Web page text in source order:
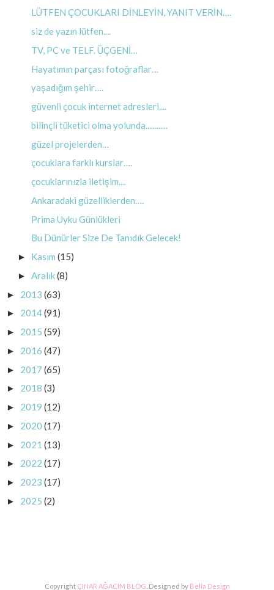
LÜTFEN ÇOCUKLARI DİNLEYİN, YANIT VERİN….
siz de yazın lütfen....
TV, PC ve TELF. ÜÇGENİ…
Hayatımın parçası fotoğraflar…
yaşadığım şehir….
güvenli çocuk internet adresleri....
bilinçli tüketici olma yolunda............
güzel projelerden…
çocuklara farklı kurslar….
çocuklarınızla iletişim....
Ankaradaki güzelliklerden….
Prima Uyku Günlükleri
Bu Dünürler Size De Tanıdık Gelecek!
► Kasım (15)
► Aralık(8)
► 2013 (63)
► 2014(91)
► 2015 (59)
► 2016 (47)
► 2017 (65)
► 2018 (3)
► 2019 (12)
► 2020 (17)
► 2021 (13)
► 2022 (17)
► 2023 (17)
► 2025 (2)
Copyright ÇINAR AĞACIM BLOG . Designed by Bella Design